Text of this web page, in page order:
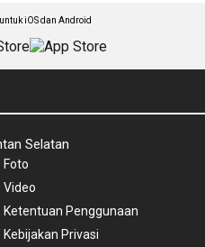
iOS dan Android
Selatan
Foto
Video
Ketentuan Penggunaan
Kebijakan Privasi